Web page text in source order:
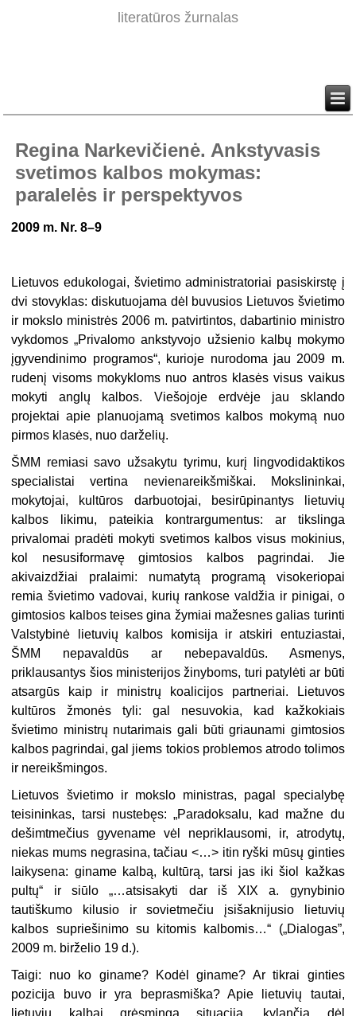
literatūros žurnalas
Regina Narkevičienė. Ankstyvasis
svetimos kalbos mokymas:
paralelės ir perspektyvos
2009 m. Nr. 8–9
Lietuvos edukologai, švietimo administratoriai pasiskirstę į
dvi stovyklas: diskutuojama dėl buvusios Lietuvos švietimo
ir mokslo ministrės 2006 m. patvirtintos, dabartinio ministro
vykdomos „Privalomo ankstyvojo užsienio kalbų mokymo
įgyvendinimo programos“, kurioje nurodoma jau 2009 m.
rudenį visoms mokykloms nuo antros klasės visus vaikus
mokyti anglų kalbos. Viešojoje erdvėje jau sklando
projektai apie planuojamą svetimos kalbos mokymą nuo
pirmos klasės, nuo darželių.
ŠMM remiasi savo užsakytu tyrimu, kurį lingvodidaktikos
specialistai vertina nevienareikšmiškai. Mokslininkai,
mokytojai, kultūros darbuotojai, besirūpinantys lietuvių
kalbos likimu, pateikia kontrargumentus: ar tikslinga
privalomai pradėti mokyti svetimos kalbos visus mokinius,
kol nesusiformavę gimtosios kalbos pagrindai. Jie
akivaizdžiai pralaimi: numatytą programą visokeriopai
remia švietimo vadovai, kurių rankose valdžia ir pinigai, o
gimtosios kalbos teises gina žymiai mažesnes galias turinti
Valstybinė lietuvių kalbos komisija ir atskiri entuziastai,
ŠMM nepavaldūs ar nebepavaldūs. Asmenys,
priklausantys šios ministerijos žinyboms, turi patylėti ar būti
atsargūs kaip ir ministrų koalicijos partneriai. Lietuvos
kultūros žmonės tyli: gal nesuvokia, kad kažkokiais
švietimo ministrų nutarimais gali būti griaunami gimtosios
kalbos pagrindai, gal jiems tokios problemos atrodo tolimos
ir nereikšmingos.
Lietuvos švietimo ir mokslo ministras, pagal specialybę
teisininkas, tarsi nustebęs: „Paradoksalu, kad mažne du
dešimtmečius gyvename vėl nepriklausomi, ir, atrodytų,
niekas mums negrasina, tačiau <…> itin ryški mūsų ginties
laikysena: giname kalbą, kultūrą, tarsi jas iki šiol kažkas
pultų“ ir siūlo „…atsisakyti dar iš XIX a. gynybinio
tautiškumo kilusio ir sovietmečiu įsišaknijusio lietuvių
kalbos supriešinimo su kitomis kalbomis…“ („Dialogas”,
2009 m. birželio 19 d.).
Taigi: nuo ko giname? Kodėl giname? Ar tikrai ginties
pozicija buvo ir yra beprasmiška? Apie lietuvių tautai,